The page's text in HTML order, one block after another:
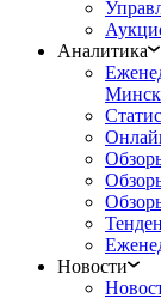
Аналитика
Новости